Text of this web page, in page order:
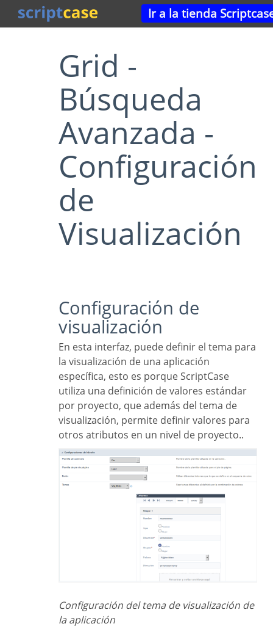
Ir a la tienda
Grid -
Búsqueda
Avanzada -
Configuración
de
Visualización
Configuración de
visualización
En esta interfaz, puede definir el tema para
la visualización de una aplicación
específica, esto es porque ScriptCase
utiliza una definición de valores estándar
por proyecto, que además del tema de
visualización, permite definir valores para
otros atributos en un nivel de proyecto..
Configuración del tema de visualización de
la aplicación